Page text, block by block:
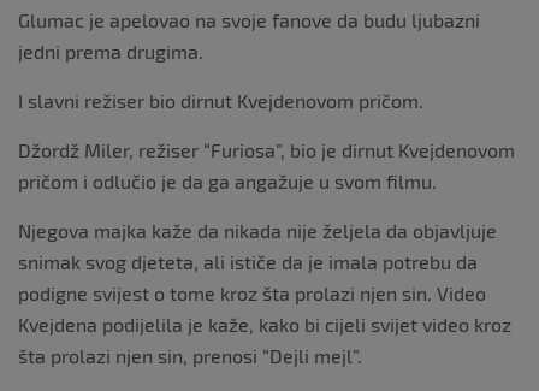
Glumac je apelovao na svoje fanove da budu ljubazni
jedni prema drugima.
I slavni režiser bio dirnut Kvejdenovom pričom.
Džordž Miler, režiser “Furiosa”, bio je dirnut Kvejdenovom
pričom i odlučio je da ga angažuje u svom filmu.
Njegova majka kaže da nikada nije željela da objavljuje
snimak svog djeteta, ali ističe da je imala potrebu da
podigne svijest o tome kroz šta prolazi njen sin. Video
Kvejdena podijelila je kaže, kako bi cijeli svijet video kroz
šta prolazi njen sin, prenosi “Dejli mejl”.